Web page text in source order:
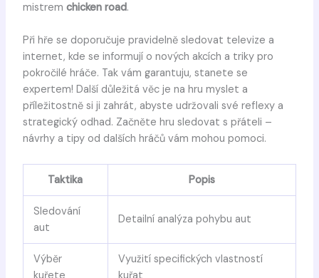
mistrem chicken road.
Při hře se doporučuje pravidelně sledovat televize a
internet, kde se informují o nových akcích a triky pro
pokročilé hráče. Tak vám garantuju, stanete se
expertem! Další důležitá věc je na hru myslet a
příležitostně si ji zahrát, abyste udržovali své reflexy a
strategický odhad. Začněte hru sledovat s přáteli –
návrhy a tipy od dalších hráčů vám mohou pomoci.
Taktika Popis
Sledování
aut
Detailní analýza pohybu aut
Výběr
Využití specifických vlastností